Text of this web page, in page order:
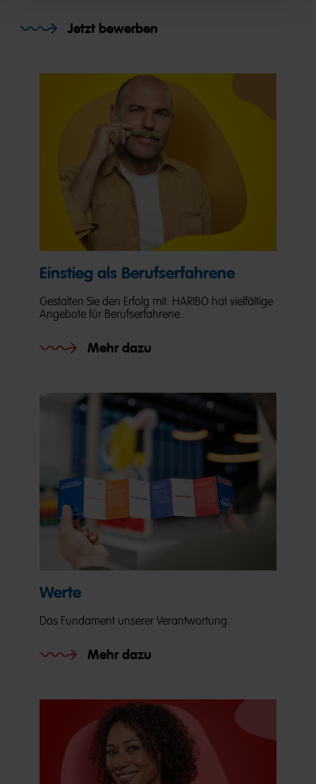
Jetzt bewerben
Einstieg als Berufserfahrene
Gestalten Sie den Erfolg mit: HARIBO hat vielfältige
Angebote für Berufserfahrene.
Mehr dazu
Werte
Das Fundament unserer Verantwortung.
Mehr dazu